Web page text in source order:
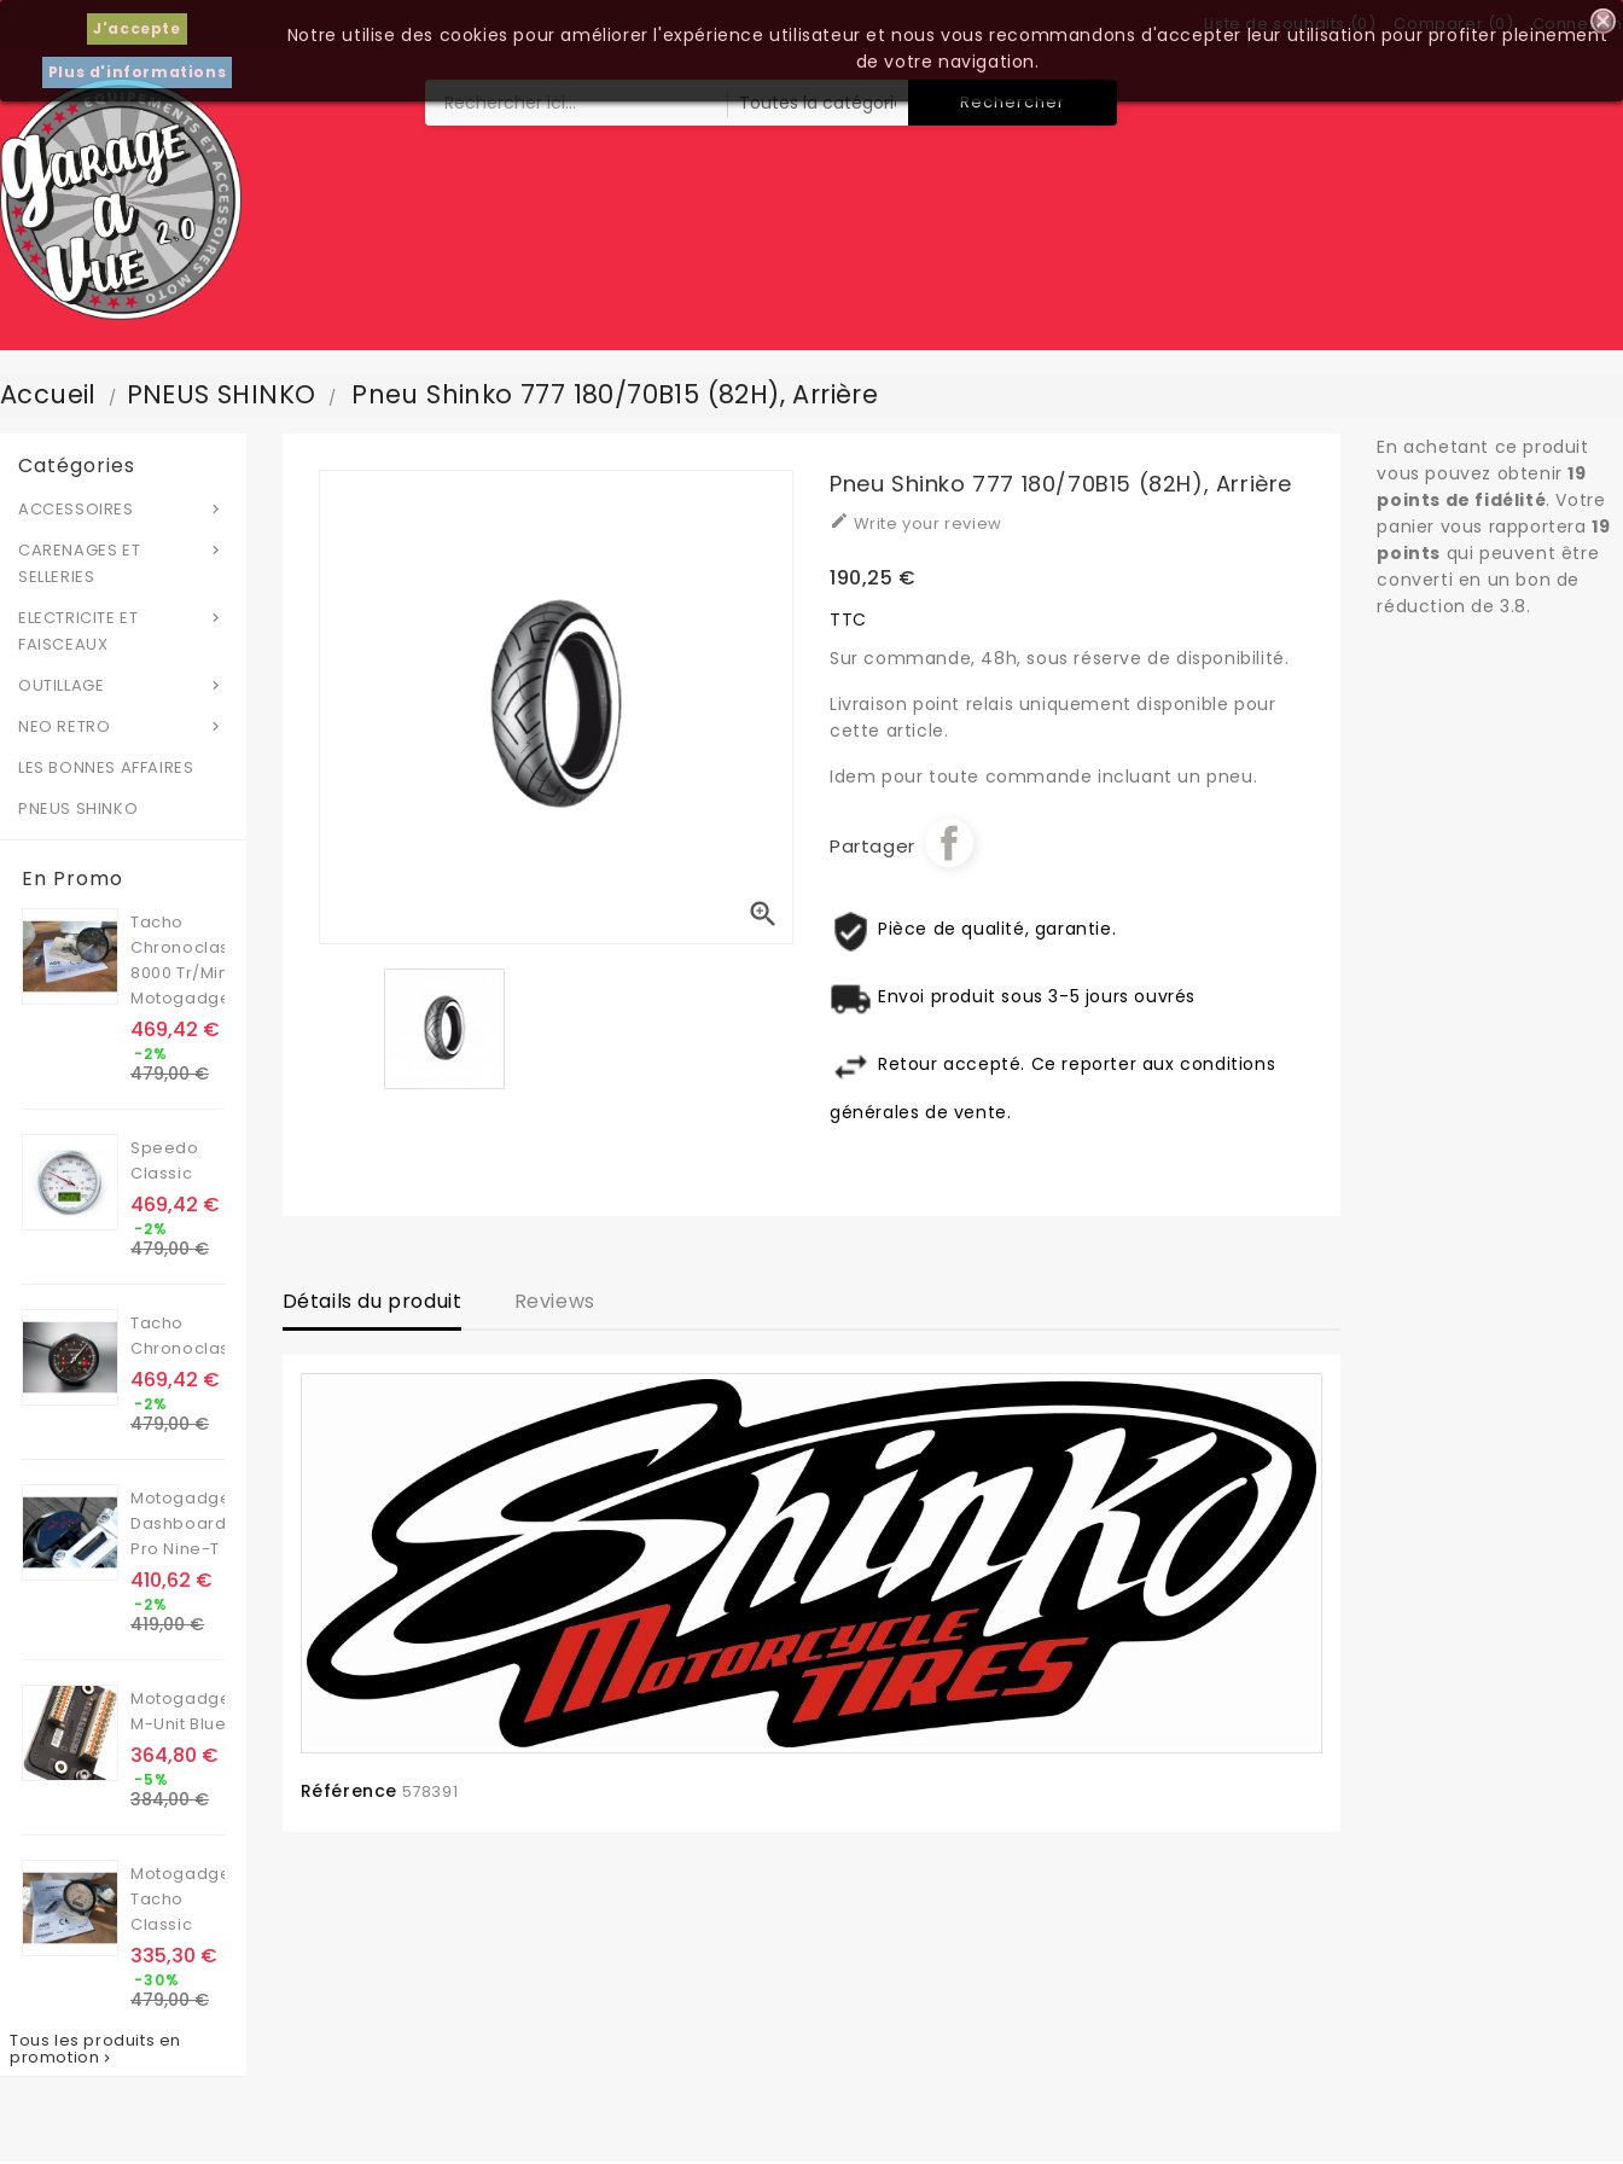
Connexion
Comparer (0)
Liste de souhaits (0)
Rechercher
J'accepte
Plus d'informations
Notre utilise des cookies pour améliorer l'expérience utilisateur et nous vous recommandons d'accepter leur utilisation pour profiter pleinement
de votre navigation.
Accueil PNEUS SHINKO Pneu Shinko 777 180/70B15 (82H), Arrière
Catégories

ACCESSOIRES

CARENAGES ET
SELLERIES

ELECTRICITE ET
FAISCEAUX

OUTILLAGE

NEO RETRO
LES BONNES AFFAIRES
PNEUS SHINKO
En Promo
Tacho
Chronoclassic
8000 Tr/min
Motogadget
Prix
469,42 €
-2%
de
479,00 €
Speedo
Classic
Prix
469,42 €
-2%
de
479,00 €
Tacho
Chronoclassic
Prix
469,42 €
-2%
de
479,00 €
Motogadget
Dashboard
Pro Nine-T
Prix
410,62 €
-2%
de
419,00 €
Motogadget
M-Unit Blue
Prix
364,80 €
-5%
de
384,00 €
Motogadget
Tacho
Classic
Prix
335,30 €
-30%
de
479,00 €
Tous les produits en
promotion 

Pneu Shinko 777 180/70B15 (82H), Arrière
 Write your review
190,25 €
TTC
Sur commande, 48h, sous réserve de disponibilité.
Livraison point relais uniquement disponible pour
cette article.
Idem pour toute commande incluant un pneu.
Partager
Pièce de qualité, garantie.
Envoi produit sous 3-5 jours ouvrés
Retour accepté. Ce reporter aux conditions
générales de vente.
Détails du produit Reviews
Référence 578391
En achetant ce produit
vous pouvez obtenir19
points de fidélité. Votre
panier vous rapportera19
points qui peuvent être
converti en un bon de
réduction de3.8.